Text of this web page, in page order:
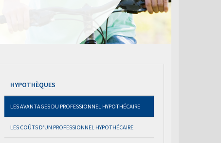
HYPOTHÈQUES
LES AVANTAGES DU PROFESSIONNEL HYPOTHÉCAIRE
LES COÛTS D’UN PROFESSIONNEL HYPOTHÉCAIRE